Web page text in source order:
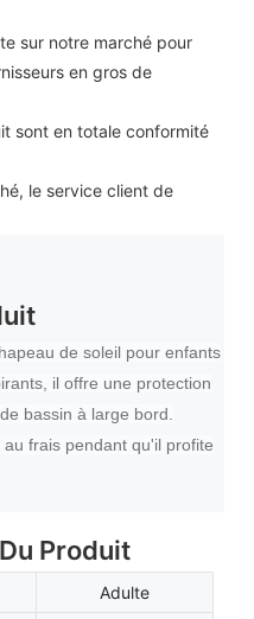
sur notre marché pour
en gros de
sont en totale conformité
le service client de
de soleil pour enfants
il offre une protection
bassin à large bord.
frais pendant qu'il profite
Produit
Adulte